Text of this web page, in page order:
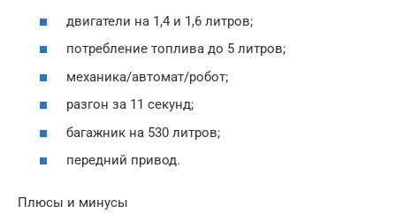
двигатели на 1,4 и 1,6 литров;
потребление топлива до 5 литров;
механика/автомат/робот;
разгон за 11 секунд;
багажник на 530 литров;
передний привод.
Плюсы и минусы